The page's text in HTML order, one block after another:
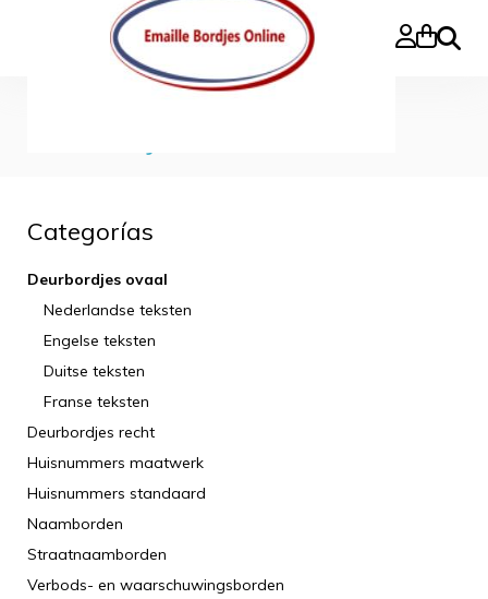
Buscar
Categorías
Deurbordjes ovaal
Nederlandse teksten
Engelse teksten
Duitse teksten
Franse teksten
Deurbordjes recht
Huisnummers maatwerk
Huisnummers standaard
Naamborden
Straatnaamborden
Verbods- en waarschuwingsborden